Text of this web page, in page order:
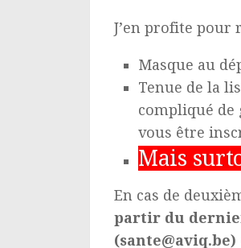
J’en profite pour
Masque au
Tenue de la
compliqué de
vous être
Mais
En cas de
partir du